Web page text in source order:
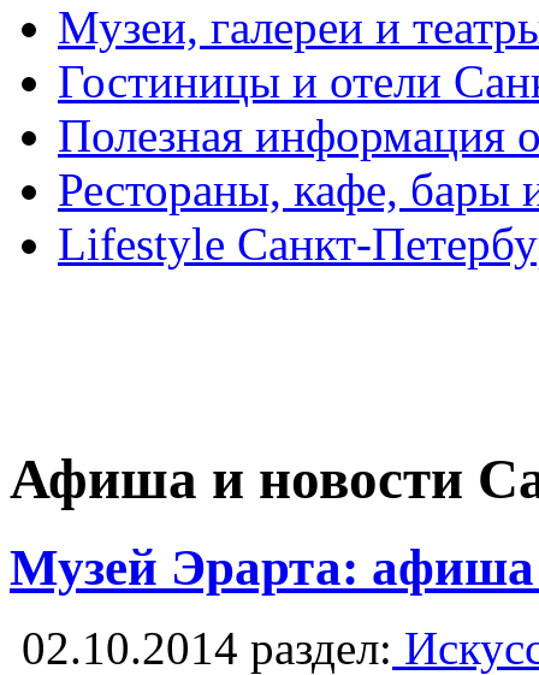
Музеи, галереи и
Гостиницы и отели
Полезная информация
Рестораны, кафе, бары
Lifestyle Санкт-
Афиша и новости
Музей Эрарта: афиша
02.10.2014 раздел: